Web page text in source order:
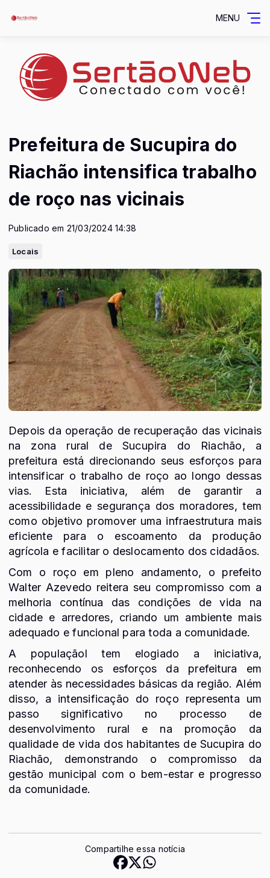
MENU
Prefeitura de Sucupira do
Riachão intensifica trabalho
de roço nas vicinais
Publicado em 21/03/2024 14:38
Locais
Depois da operação de recuperação das vicinais
na zona rural de Sucupira do Riachão, a
prefeitura está direcionando seus esforços para
intensificar o trabalho de roço ao longo dessas
vias. Esta iniciativa, além de garantir a
acessibilidade e segurança dos moradores, tem
como objetivo promover uma infraestrutura mais
eficiente para o escoamento da produção
agrícola e facilitar o deslocamento dos cidadãos.
Com o roço em pleno andamento, o prefeito
Walter Azevedo reitera seu compromisso com a
melhoria contínua das condições de vida na
cidade e arredores, criando um ambiente mais
adequado e funcional para toda a comunidade.
A populaçãol tem elogiado a iniciativa,
reconhecendo os esforços da prefeitura em
atender às necessidades básicas da região. Além
disso, a intensificação do roço representa um
passo significativo no processo de
desenvolvimento rural e na promoção da
qualidade de vida dos habitantes de Sucupira do
Riachão, demonstrando o compromisso da
gestão municipal com o bem-estar e progresso
da comunidade.
Compartilhe essa notícia